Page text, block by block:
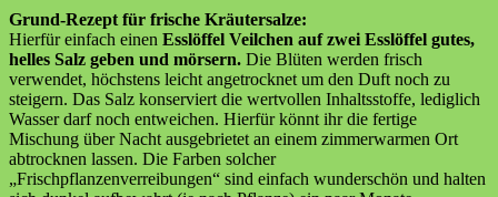
Grund-Rezept für frische Kräutersalze:
Hierfür einfach einen Esslöffel Veilchen auf zwei Esslöffel gutes,
helles Salz geben und mörsern. Die Blüten werden frisch
verwendet, höchstens leicht angetrocknet um den Duft noch zu
steigern. Das Salz konserviert die wertvollen Inhaltsstoffe, lediglich
Wasser darf noch entweichen. Hierfür könnt ihr die fertige
Mischung über Nacht ausgebrietet an einem zimmerwarmen Ort
abtrocknen lassen. Die Farben solcher
„Frischpflanzenverreibungen“ sind einfach wunderschön und halten